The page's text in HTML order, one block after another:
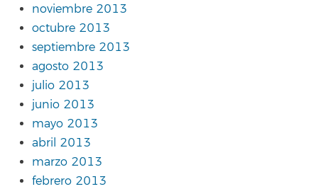
noviembre 2013
octubre 2013
septiembre 2013
agosto 2013
julio 2013
junio 2013
mayo 2013
abril 2013
marzo 2013
febrero 2013